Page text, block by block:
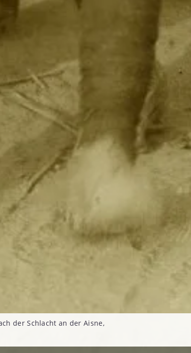
der Schlacht an der Aisne,